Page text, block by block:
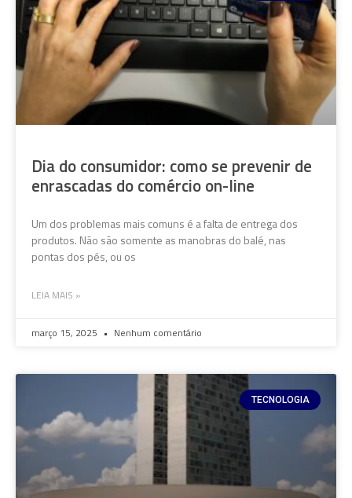
Dia do consumidor: como se prevenir de
enrascadas do comércio on-line
Um dos problemas mais comuns é a falta de entrega dos
produtos. Não são somente as manobras do balé, nas
pontas dos pés, ou os
LEIA MAIS »
março 15, 2025 Nenhum comentário
TECNOLOGIA